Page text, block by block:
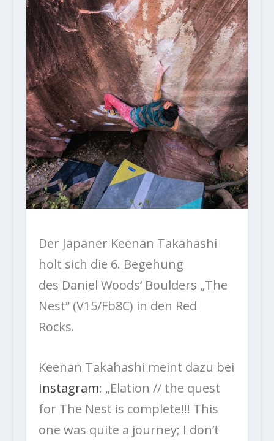
Der Japaner Keenan Takahashi
holt sich die 6. Begehung
des Daniel Woods‘ Boulders „The
Nest“ (V15/Fb8C) in den Red
Rocks.
Keenan Takahashi meint dazu bei
Instagram: „Elation // the quest
for The Nest is complete!!! This
one was quite a journey; I don’t